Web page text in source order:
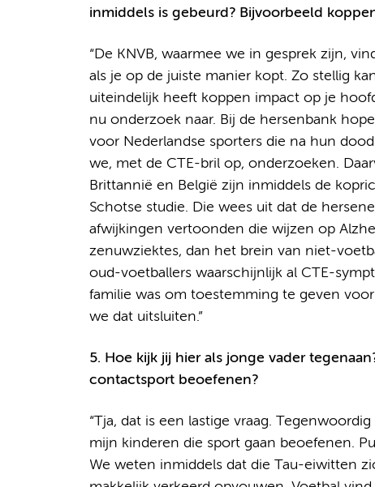
inmiddels is gebeurd? Bijvoorbeeld
“De KNVB, waarmee we in gesprek zijn,
als je op de juiste manier kopt. Zo stellig
uiteindelijk heeft koppen impact op je
nu onderzoek naar. Bij de hersenbank
voor Nederlandse sporters die na hun
we, met de CTE-bril op, onderzoeken.
Brittannië en België zijn inmiddels de
Schotse studie. Die wees uit dat de
afwijkingen vertoonden die wijzen op
zenuwziektes, dan het brein van niet-
oud-voetballers waarschijnlijk al CTE-
familie was om toestemming te geven
we dat uitsluiten.”
5. Hoe kijk jij hier als jonge vader
contactsport beoefenen?
“Tja, dat is een lastige vraag.
mijn kinderen die sport gaan beoefenen.
We weten inmiddels dat die Tau-eiwitten